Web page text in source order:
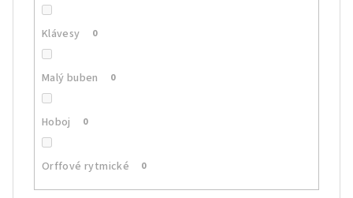
Klávesy 0
Malý buben 0
Hoboj 0
Orffové rytmické 0